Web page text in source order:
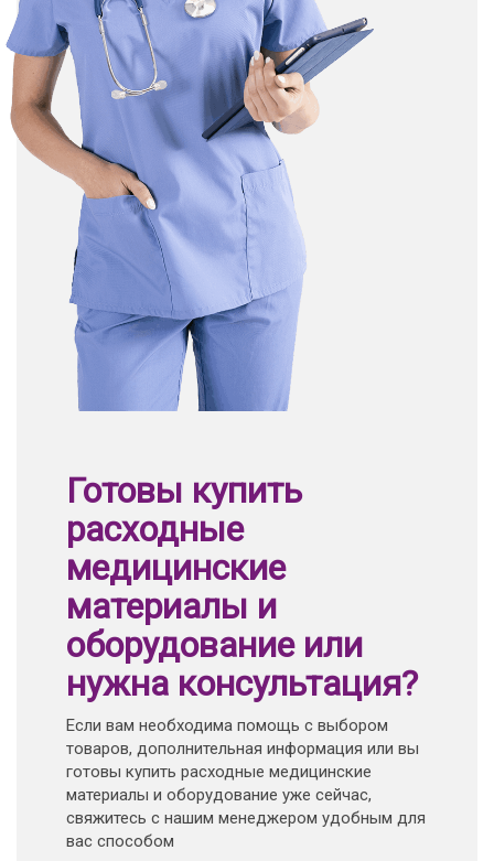
Готовы купить
расходные
медицинские
материалы и
оборудование или
нужна консультация?
Если вам необходима помощь с выбором
товаров, дополнительная информация или вы
готовы купить расходные медицинские
материалы и оборудование уже сейчас,
свяжитесь с нашим менеджером удобным для
вас способом